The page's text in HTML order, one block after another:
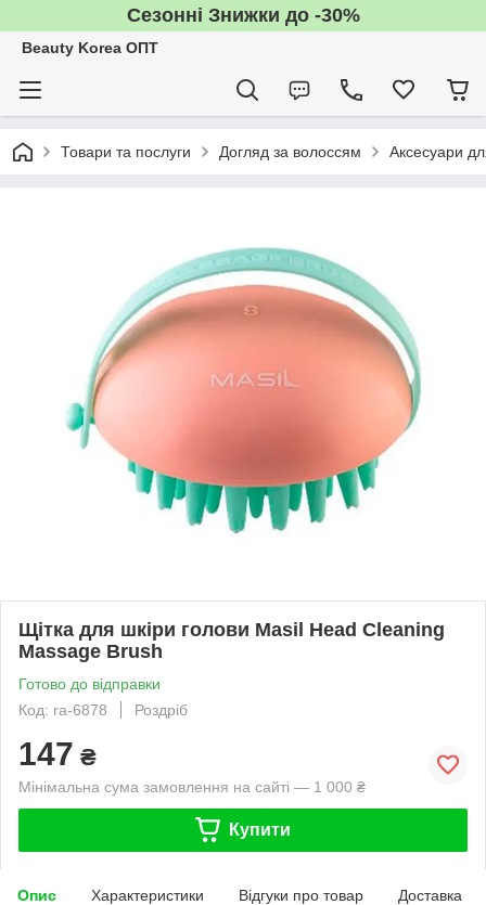
Сезонні Знижки до -30%
Beauty Korea ОПТ
Товари та послуги Догляд за волоссям Аксесуари
Щітка для шкіри голови Masil Head Cleaning
Massage Brush
Готово до відправки
Код: ra-6878
Роздріб
147 ₴
Мінімальна сума замовлення на сайті — 1 000 ₴
Купити
Опис Характеристики Відгуки про товар Доставка